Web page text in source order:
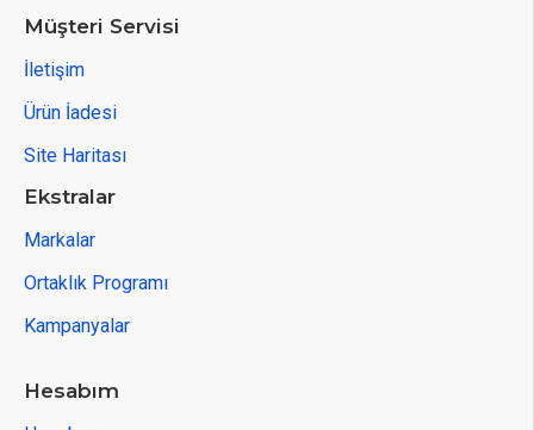
Müşteri Servisi
İletişim
Ürün İadesi
Site Haritası
Ekstralar
Markalar
Ortaklık Programı
Kampanyalar
Hesabım